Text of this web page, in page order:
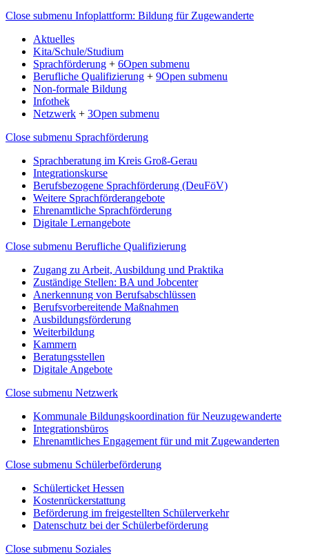
Close submenu Infoplattform: Bildung für Zugewanderte
Aktuelles
Kita/Schule/Studium
Sprachförderung + 6Open submenu
Berufliche Qualifizierung + 9Open submenu
Non-formale Bildung
Infothek
Netzwerk + 3Open submenu
Close submenu Sprachförderung
Sprachberatung im Kreis Groß-Gerau
Integrationskurse
Berufsbezogene Sprachförderung (DeuFöV)
Weitere Sprachförderangebote
Ehrenamtliche Sprachförderung
Digitale Lernangebote
Close submenu Berufliche Qualifizierung
Zugang zu Arbeit, Ausbildung und Praktika
Zuständige Stellen: BA und Jobcenter
Anerkennung von Berufsabschlüssen
Berufsvorbereitende Maßnahmen
Ausbildungsförderung
Weiterbildung
Kammern
Beratungsstellen
Digitale Angebote
Close submenu Netzwerk
Kommunale Bildungskoordination für Neuzugewanderte
Integrationsbüros
Ehrenamtliches Engagement für und mit Zugewanderten
Close submenu Schülerbeförderung
Schülerticket Hessen
Kostenrückerstattung
Beförderung im freigestellten Schülerverkehr
Datenschutz bei der Schülerbeförderung
Close submenu Soziales